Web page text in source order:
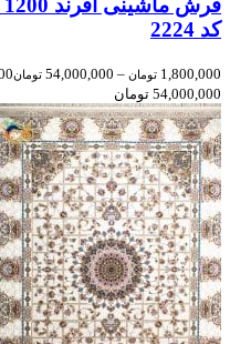
کد 2224
1,800,000 تومان –
54,000,000 تومان
54,000,000 تومان